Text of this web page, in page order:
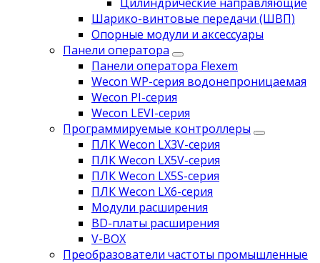
Шарико-винтовые передачи (ШВП)
Опорные модули и аксессуары
Панели оператора
Панели оператора Flexem
Wecon WP-серия водонепроницаемая
Wecon PI-серия
Wecon LEVI-серия
Программируемые контроллеры
ПЛК Wecon LX3V-серия
ПЛК Wecon LX5V-серия
ПЛК Wecon LX5S-серия
ПЛК Wecon LX6-серия
Модули расширения
BD-платы расширения
V-BOX
Преобразователи частоты промышленные